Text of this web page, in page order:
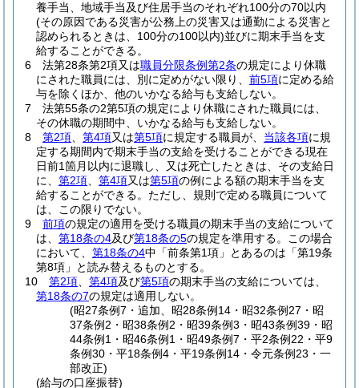
養手当、地域手当及び住居手当のそれぞれ100分の70以内
(その原因である災害が公務上の災害又は通勤による災害と
認められるときは、100分の100以内)並びに期末手当を支
給することができる。
6
法第28条第2項又は職員分限条例第2条の規定により休職
にされた職員には、別に定めがない限り、 前5項に定める給
与を除くほか、他のいかなる給与も支給しない。
7
法第55条の2第5項の規定により休職にされた職員には、
その休職の期間中、いかなる給与も支給しない。
8
第2項 第4項又は第5項に規定する職員が、 当該各項に規
定する期間内で期末手当の支給を受けることができる現在
日前1箇月以内に退職し、又は死亡したときは、その支給日
に、 第2項 第4項又は第5項の例による額の期末手当を支
給することができる。 ただし、規則で定める職員について
は、この限りでない。
9
前項の規定の適用を受ける職員の期末手当の支給について
は、 第18条の4及び第18条の5の規定を準用する。
この場合
において、 第18条の4中「前条第1項」とあるのは「第19条
第8項」と読み替えるものとする。
10
第2項 第4項及び第5項の期末手当の支給については、
第18条の7の規定は適用しない。
(昭27条例7・追加、昭28条例14・昭32条例27・昭
37条例2・昭38条例2・昭39条例3・昭43条例39・昭
44条例1・昭46条例1・昭49条例7・平2条例22・平9
条例30・平18条例4・平19条例14・令元条例23・一
部改正)
(給与の口座振替)